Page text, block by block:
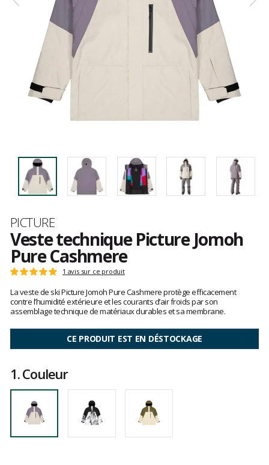
Marque
PICTURE
Veste technique Picture Jomoh
Pure Cashmere
Les
clients
Note
:
5
sur
1 avis sur ce produit
La veste de ski Picture Jomoh Pure Cashmere protège efficacement
contre l’humidité extérieure et les courants d’air froids par son
assemblage technique de matériaux durables et sa membrane.
CE PRODUIT EST EN DÉSTOCKAGE
1.Couleur